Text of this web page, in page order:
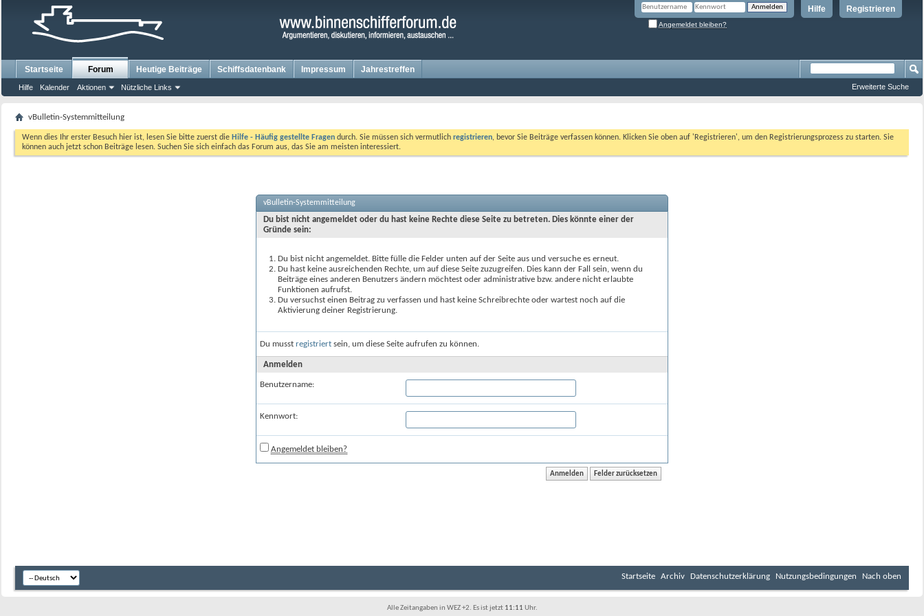
Registrieren
Hilfe
Angemeldet bleiben?
Startseite Forum
Hilfe Kalender Aktionen Nützliche Links
Heutige Beiträge Schiffsdatenbank Impressum Jahrestreffen
Erweiterte Suche
vBulletin-Systemmitteilung
Wenn dies Ihr erster Besuch hier ist, lesen Sie bitte zuerst die Hilfe - Häufig gestellte Fragen durch. Sie müssen sich vermutlich registrieren, bevor Sie Beiträge verfassen können. Klicken Sie oben auf 'Registrieren', um den Registrierungsprozess zu starten. Sie
können auch jetzt schon Beiträge lesen. Suchen Sie sich einfach das Forum aus, das Sie am meisten interessiert.
vBulletin-Systemmitteilung
Du bist nicht angemeldet oder du hast keine Rechte diese Seite zu betreten. Dies könnte einer der
Gründe sein:
Du bist nicht angemeldet. Bitte fülle die Felder unten auf der Seite aus und versuche es erneut.
Du hast keine ausreichenden Rechte, um auf diese Seite zuzugreifen. Dies kann der Fall sein, wenn du
Beiträge eines anderen Benutzers ändern möchtest oder administrative bzw. andere nicht erlaubte
Funktionen aufrufst.
Du versuchst einen Beitrag zu verfassen und hast keine Schreibrechte oder wartest noch auf die
Aktivierung deiner Registrierung.
Du musst registriert sein, um diese Seite aufrufen zu können.
Anmelden
Benutzername:
Kennwort:
Angemeldet bleiben?
Startseite Archiv Datenschutzerklärung Nutzungsbedingungen Nach oben
Alle Zeitangaben in WEZ +2. Es ist jetzt 11:11 Uhr.